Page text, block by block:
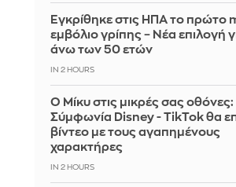
Εγκρίθηκε στις ΗΠΑ το πρώτο
εμβόλιο γρίπης – Νέα επιλογή
άνω των 50 ετών
IN 2 HOURS
Ο Μίκυ στις μικρές σας οθόνες:
Σύμφωνία Disney - TikTok θα
βίντεο με τους αγαπημένους
χαρακτήρες
IN 2 HOURS